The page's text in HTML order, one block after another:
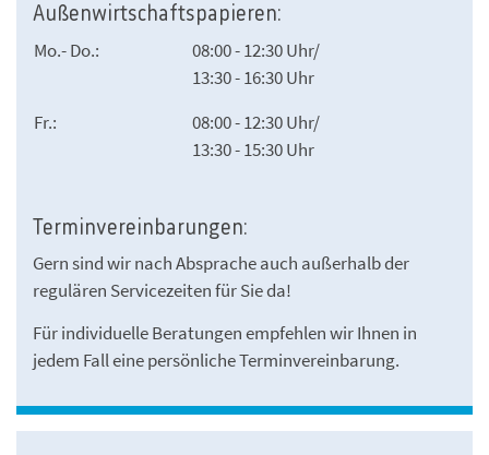
Außenwirtschaftspapieren:
Mo.- Do.:
08:00 - 12:30 Uhr/
13:30 - 16:30 Uhr
Fr.:
08:00 - 12:30 Uhr/
13:30 - 15:30 Uhr
Terminvereinbarungen:
Gern sind wir nach Absprache auch außerhalb der
regulären Servicezeiten für Sie da!
Für individuelle Beratungen empfehlen wir Ihnen in
jedem Fall eine persönliche Terminvereinbarung.